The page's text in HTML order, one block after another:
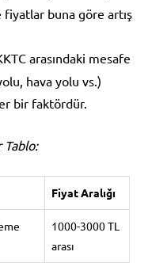
buna göre artış
arasındaki mesafe
hava yolu vs.)
bir faktördür.
Tablo:
Fiyat Aralığı
1000-3000 TL
arası